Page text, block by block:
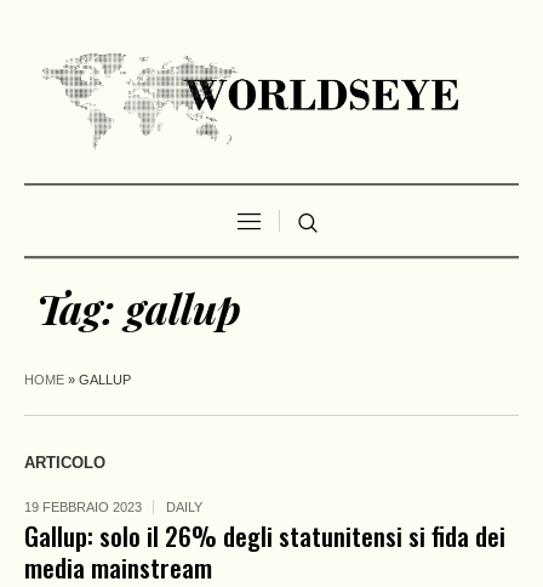
Tag: gallup
HOME » GALLUP
ARTICOLO
19 FEBBRAIO 2023 DAILY
Gallup: solo il 26% degli statunitensi si fida dei
media mainstream